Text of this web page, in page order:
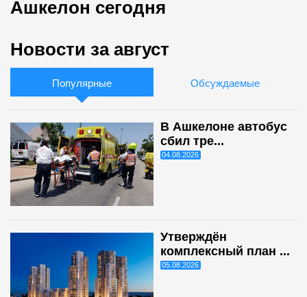
Ашкелон сегодня
Новости за август
Популярные Обсуждаемые
В Ашкелоне автобус
сбил тре...
04.08.2026
Утверждён
комплексный план ...
05.08.2026